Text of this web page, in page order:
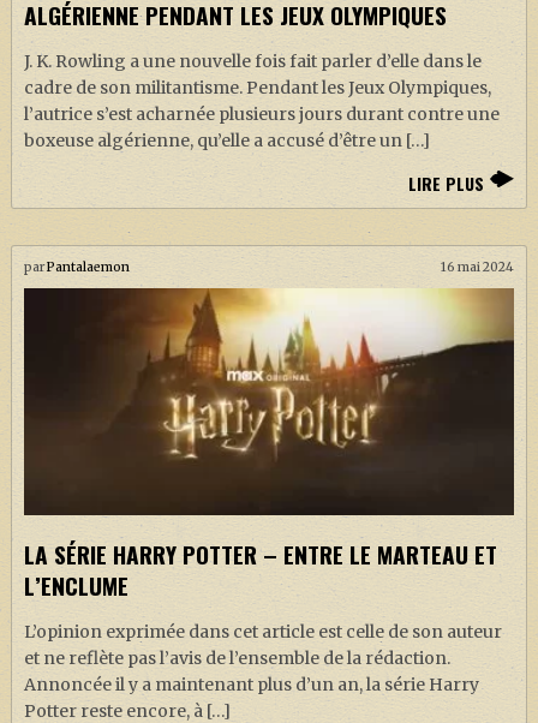
ALGÉRIENNE PENDANT LES JEUX OLYMPIQUES
J. K. Rowling a une nouvelle fois fait parler d’elle dans le
cadre de son militantisme. Pendant les Jeux Olympiques,
l’autrice s’est acharnée plusieurs jours durant contre une
boxeuse algérienne, qu’elle a accusé d’être un […]
LIRE PLUS
parPantalaemon 16 mai 2024
LA SÉRIE HARRY POTTER – ENTRE LE MARTEAU ET
L’ENCLUME
L’opinion exprimée dans cet article est celle de son auteur
et ne reflète pas l’avis de l’ensemble de la rédaction.
Annoncée il y a maintenant plus d’un an, la série Harry
Potter reste encore, à […]